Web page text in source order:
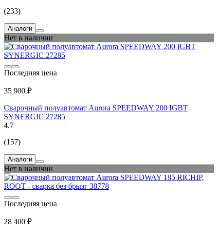
(233)
Аналоги
Нет в наличии
Последняя цена
35 900 ₽
Сварочный полуавтомат Aurora SPEEDWAY 200 IGBT
SYNERGIC 27285
4.7
(157)
Аналоги
Нет в наличии
Последняя цена
28 400 ₽